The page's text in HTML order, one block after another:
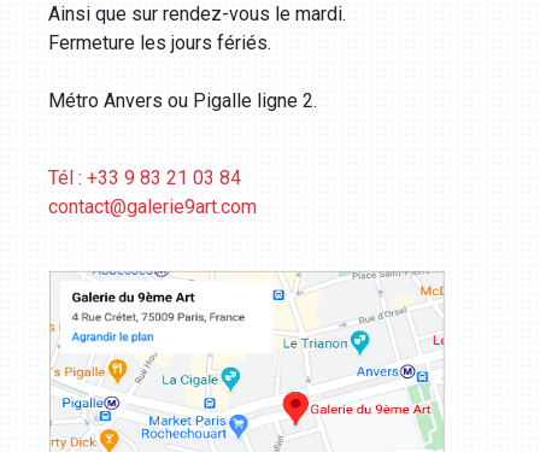
Ainsi que sur rendez-vous le mardi.
Fermeture les jours fériés.
Métro Anvers ou Pigalle ligne 2.
Tél : +33 9 83 21 03 84
contact@galerie9art.com